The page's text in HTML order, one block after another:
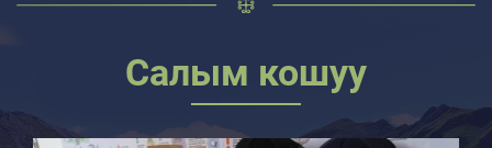
Салым кошуу